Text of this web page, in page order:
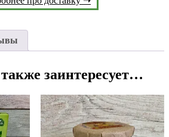
заинтересует…